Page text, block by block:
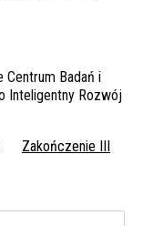
Centrum Badań i
Inteligentny Rozwój
Zakończenie III